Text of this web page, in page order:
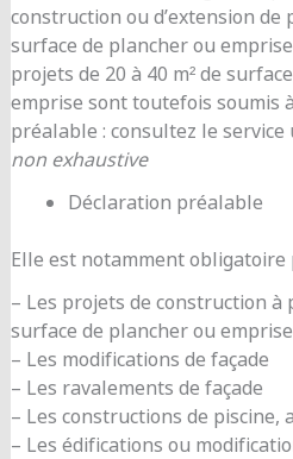
construction ou d’extension de
surface de plancher ou
projets de 20 à 40 m² de
emprise sont toutefois soumis
préalable : consultez le
non exhaustive
Déclaration préalable
Elle est notamment obligatoire
– Les projets de construction à
surface de plancher ou emprise
– Les modifications de façade
– Les ravalements de façade
– Les constructions de piscine,
– Les édifications ou